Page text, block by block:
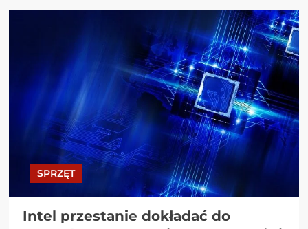
SPRZĘT
Intel przestanie dokładać do